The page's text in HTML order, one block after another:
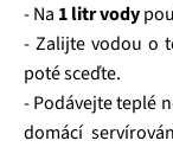
- Na 1 litr vody
- Zalijte vodou o
poté sceďte.
- Podávejte teplé
domácí